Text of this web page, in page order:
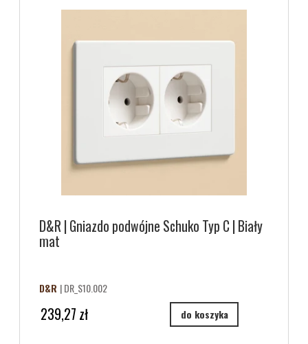
D&R | Gniazdo podwójne Schuko Typ C | Biały
mat
D&R | DR_S10.002
239,27 zł do koszyka